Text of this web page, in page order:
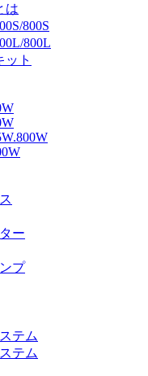
は
800S
800L
ット
ー
プ
テム
テム